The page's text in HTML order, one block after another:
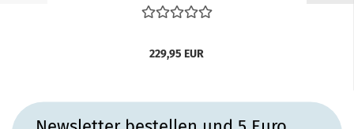
229,95 EUR